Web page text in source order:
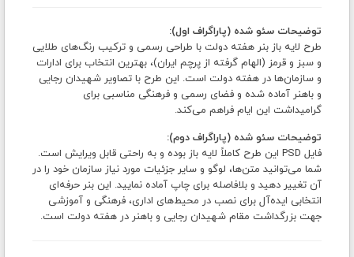
توضیحات سئو شده (پاراگراف اول):
طرح لایه باز بنر هفته دولت با طراحی رسمی و ترکیب رنگ‌های طلایی
و سبز و قرمز (الهام گرفته از پرچم ایران)، بهترین انتخاب برای ادارات
و سازمان‌ها در هفته دولت است. این طرح با تصاویر شهیدان رجایی
و باهنر آماده شده و فضای رسمی و فرهنگی مناسبی برای
گرامیداشت این ایام فراهم می‌کند.
توضیحات سئو شده (پاراگراف دوم):
فایل PSD این طرح کاملاً لایه باز بوده و به راحتی قابل ویرایش است.
شما می‌توانید متن‌ها، لوگو و سایر جزئیات مورد نیاز سازمان خود را در
آن تغییر دهید و بلافاصله برای چاپ آماده نمایید. این بنر حرفه‌ای
انتخابی ایده‌آل برای نصب در محیط‌های اداری، فرهنگی و آموزشی
جهت بزرگداشت مقام شهیدان رجایی و باهنر در هفته دولت است.